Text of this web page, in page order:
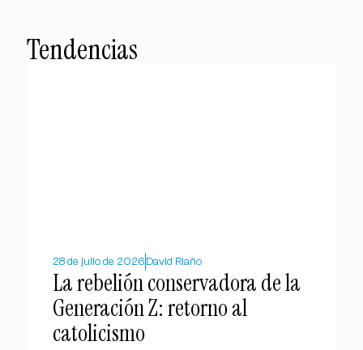
Tendencias
28 de julio de 2026 David Riaño
La rebelión conservadora de la
Generación Z: retorno al
catolicismo